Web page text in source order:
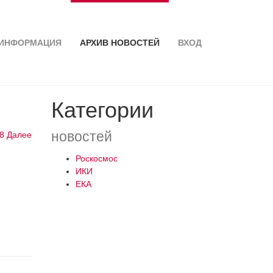
АРХИВ НОВОСТЕЙ ВХОД
Далее
Категории
новостей
Роскосмос
ИКИ
ЕКА